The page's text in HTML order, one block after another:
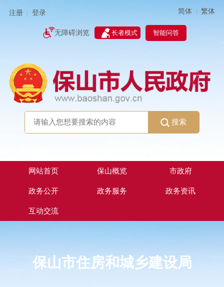
注册 登录 简体 | 繁体
无障碍浏览 长者模式 智能问答
搜索
网站首页 保山概览 市政府
政务公开 政务服务 政务资讯
互动交流
保山市住房和城乡建设局